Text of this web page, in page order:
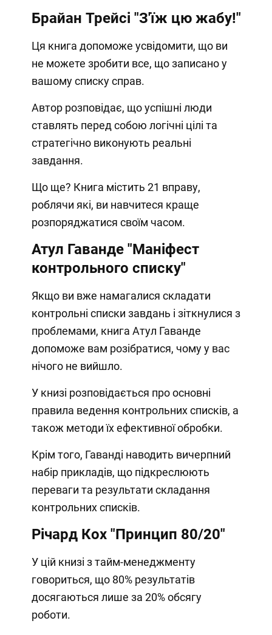
Брайан Трейсі "З'їж цю жабу!"
Ця книга допоможе усвідомити, що ви
не можете зробити все, що записано у
вашому списку справ.
Автор розповідає, що успішні люди
ставлять перед собою логічні цілі та
стратегічно виконують реальні
завдання.
Що ще? Книга містить 21 вправу,
роблячи які, ви навчитеся краще
розпоряджатися своїм часом.
Атул Гаванде "Маніфест
контрольного списку"
Якщо ви вже намагалися складати
контрольні списки завдань і зіткнулися з
проблемами, книга Атул Гаванде
допоможе вам розібратися, чому у вас
нічого не вийшло.
У книзі розповідається про основні
правила ведення контрольних списків, а
також методи їх ефективної обробки.
Крім того, Гаванді наводить вичерпний
набір прикладів, що підкреслюють
переваги та результати складання
контрольних списків.
Річард Кох "Принцип 80/20"
У цій книзі з тайм-менеджменту
говориться, що 80% результатів
досягаються лише за 20% обсягу
роботи.